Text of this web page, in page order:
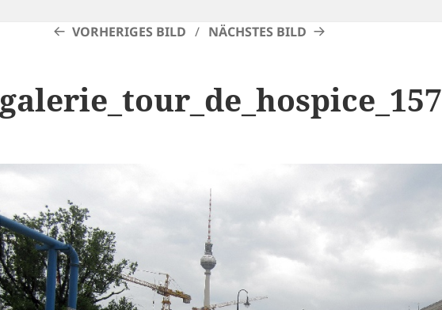
VORHERIGES BILD NÄCHSTES BILD
galerie_tour_de_hospice_157